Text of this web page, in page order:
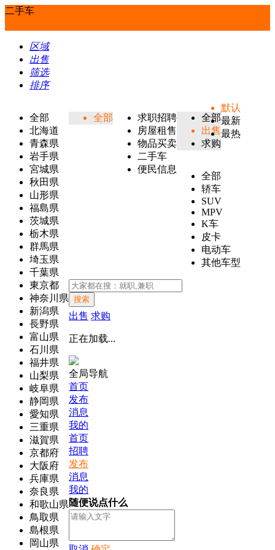
二手车
区域
出售
筛选
排序
全部
北海道
青森県
岩手県
宮城県
秋田県
山形県
福島県
茨城県
栃木県
群馬県
埼玉県
千葉県
東京都
神奈川県
新潟県
長野県
富山県
石川県
福井県
山梨県
岐阜県
静岡県
愛知県
三重県
滋賀県
京都府
大阪府
兵庫県
奈良県
和歌山県
鳥取県
島根県
岡山県
全部
求职招聘
房屋租售
物品买卖
二手车
便民信息
全部
出售
求购
全部
轿车
SUV
MPV
K车
皮卡
电动车
其他车型
默认
最新
最热
搜索
出售 求购
正在加载...
全局导航
首页
发布
消息
我的
首页
招聘
发布
消息
我的
随便说点什么